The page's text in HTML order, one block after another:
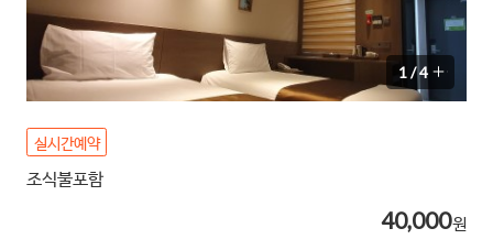
1/4
실시간예약
조식불포함
40,000원